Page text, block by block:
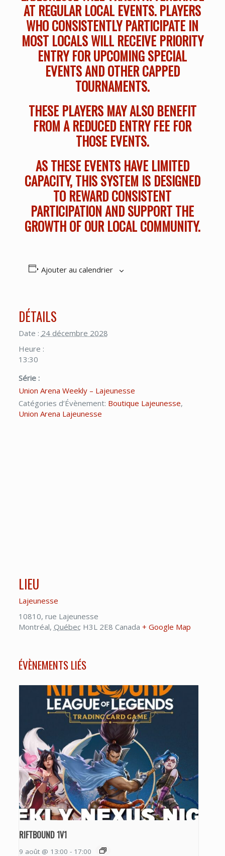
AT REGULAR LOCAL EVENTS. PLAYERS
WHO CONSISTENTLY PARTICIPATE IN
MOST LOCALS WILL RECEIVE PRIORITY
ENTRY FOR UPCOMING SPECIAL
EVENTS AND OTHER CAPPED
TOURNAMENTS.
THESE PLAYERS MAY ALSO BENEFIT
FROM A REDUCED ENTRY FEE FOR
THOSE EVENTS.
AS THESE EVENTS HAVE LIMITED
CAPACITY, THIS SYSTEM IS DESIGNED
TO REWARD CONSISTENT
PARTICIPATION AND SUPPORT THE
GROWTH OF OUR LOCAL COMMUNITY.
Ajouter au calendrier
DÉTAILS
Date : 24 décembre 2028
Heure :
13:30
Série :
Union Arena Weekly – Lajeunesse
Catégories d’Évènement: Boutique Lajeunesse,
Union Arena Lajeunesse
LIEU
Lajeunesse
10810, rue Lajeunesse
Montréal, Québec H3L 2E8 Canada + Google Map
ÉVÈNEMENTS LIÉS
RIFTBOUND 1V1
9 août @ 13:00 - 17:00